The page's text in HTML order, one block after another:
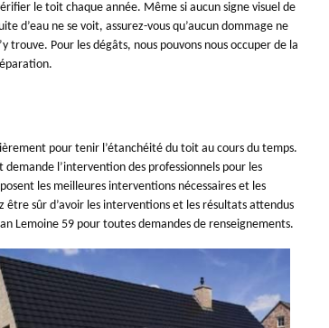
le toit chaque année. Même si aucun signe visuel de
d’eau ne se voit, assurez-vous qu’aucun dommage ne
trouve. Pour les dégâts, nous pouvons nous occuper de la
pour tenir l’étanchéité du toit au cours du temps.
l’intervention des professionnels pour les
les meilleures interventions nécessaires et les
sûr d’avoir les interventions et les résultats attendus
Lemoine 59 pour toutes demandes de renseignements.